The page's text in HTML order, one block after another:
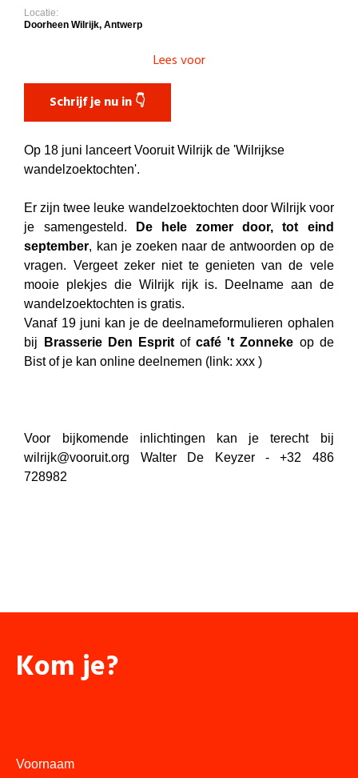
Locatie:
Doorheen Wilrijk, Antwerp
Lees voor
Schrijf je nu in 👇
Op 18 juni lanceert Vooruit Wilrijk de 'Wilrijkse
wandelzoektochten'.
Er zijn twee leuke wandelzoektochten door Wilrijk voor
je samengesteld.
De hele zomer door, tot eind
september, kan je zoeken naar de antwoorden op de
vragen. Vergeet zeker niet te genieten van de vele
mooie plekjes die Wilrijk rijk is. Deelname aan de
wandelzoektochten is gratis.
Vanaf 19 juni kan je de deelnameformulieren ophalen
bij
Brasserie Den Espritofcafé 't Zonneke op de
Bist of je kan online deelnemen (link: xxx )
Voor bijkomende inlichtingen kan je terecht bij
wilrijk@vooruit.org Walter De Keyzer - +32 486
728982
Kom je?
Voornaam